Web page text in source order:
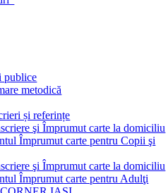
publice
metodică
și referințe
şi Împrumut carte la domiciliu
Împrumut carte pentru Copii şi
şi Împrumut carte la domiciliu
Împrumut carte pentru Adulţi